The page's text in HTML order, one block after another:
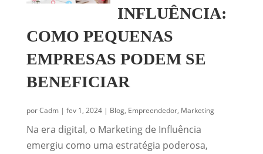
INFLUÊNCIA:
COMO PEQUENAS
EMPRESAS PODEM SE
BENEFICIAR
porCadm| fev 1, 2024| Blog, Empreendedor, Marketing
Na era digital, o Marketing de Influência
emergiu como uma estratégia poderosa,